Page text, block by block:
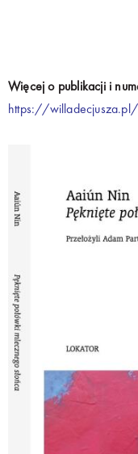
Więcej o publikacji i
https://